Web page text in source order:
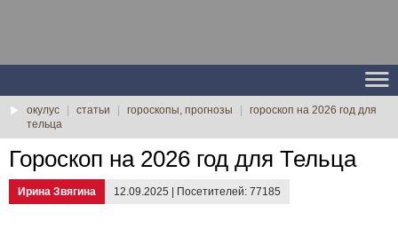
окулус статьи гороскопы, прогнозы
гороскоп на 2026 год для
тельца
Гороскоп на 2026 год для Тельца
Ирина Звягина 12.09.2025 | Посетителей: 77185